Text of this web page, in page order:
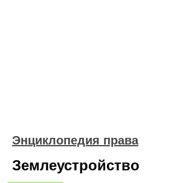
Энциклопедия права
Землеустройство